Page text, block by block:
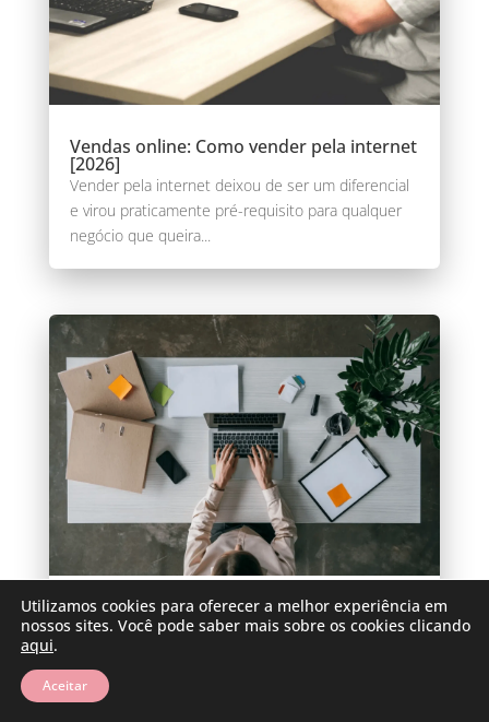
Vendas online: Como vender pela internet
[2026]
Vender pela internet deixou de ser um diferencial
e virou praticamente pré-requisito para qualquer
negócio que queira...
7 Estratégias de Marketing para
Empreendedores em 2026
mais vendas. Se o cliente não encontra a marca no
momento em que...
Utilizamos cookies para oferecer a melhor experiência em
nossos sites. Você pode saber mais sobre os cookies clicando
aqui.
Aceitar